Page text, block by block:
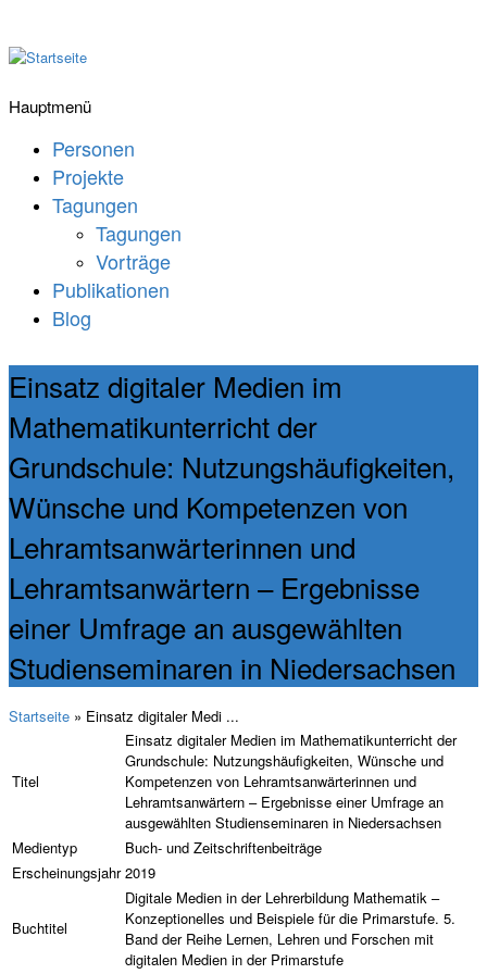
Hauptmenü
Personen
Projekte
Tagungen
Tagungen
Vorträge
Publikationen
Blog
Einsatz digitaler Medien im
Mathematikunterricht der
Grundschule: Nutzungshäufigkeiten,
Wünsche und Kompetenzen von
Lehramtsanwärterinnen und
Lehramtsanwärtern – Ergebnisse
einer Umfrage an ausgewählten
Studienseminaren in Niedersachsen
Startseite » Einsatz digitaler Medi ...
Titel
Einsatz digitaler Medien im Mathematikunterricht der
Grundschule: Nutzungshäufigkeiten, Wünsche und
Kompetenzen von Lehramtsanwärterinnen und
Lehramtsanwärtern – Ergebnisse einer Umfrage an
ausgewählten Studienseminaren in Niedersachsen
Medientyp
Buch- und Zeitschriftenbeiträge
Erscheinungsjahr 2019
Buchtitel
Digitale Medien in der Lehrerbildung Mathematik –
Konzeptionelles und Beispiele für die Primarstufe. 5.
Band der Reihe Lernen, Lehren und Forschen mit
digitalen Medien in der Primarstufe